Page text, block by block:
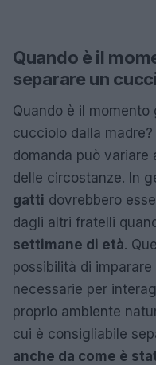
Quando è il
separare un
Quando è il
cucciolo dalla
domanda può variare
delle circostanze. In
gatti dovrebbero
dagli altri fratelli
settimane di età.
possibilità di
necessarie per
proprio ambiente
cui è consigliabile
anche da come è